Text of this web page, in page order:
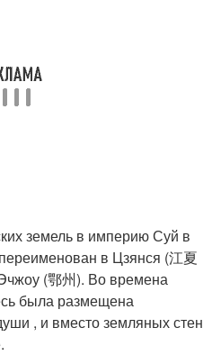
земель в империю Суй в
в Цзянся (江夏
(鄂州). Во времена
была размещена
, и вместо земляных стен